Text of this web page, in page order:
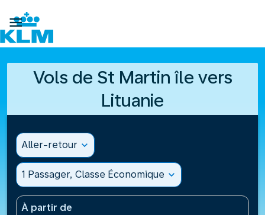

Vols de St Martin île vers
Lituanie
Aller-retour expand_more
1 Passager, Classe Économique expand_more
À partir de